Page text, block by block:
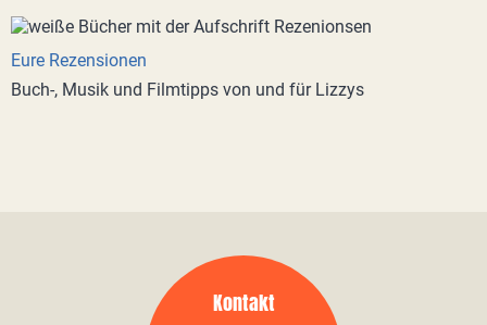
Eure Rezensionen
Buch-, Musik und Filmtipps von und für Lizzys
Kontakt